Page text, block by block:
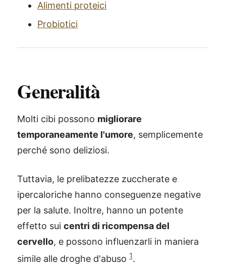
Alimenti proteici
Probiotici
Generalità
Molti cibi possono migliorare
temporaneamente l'umore, semplicemente
perché sono deliziosi.
Tuttavia, le prelibatezze zuccherate e
ipercaloriche hanno conseguenze negative
per la salute. Inoltre, hanno un potente
effetto sui centri di ricompensa del
cervello, e possono influenzarli in maniera
simile alle droghe d'abuso 1.